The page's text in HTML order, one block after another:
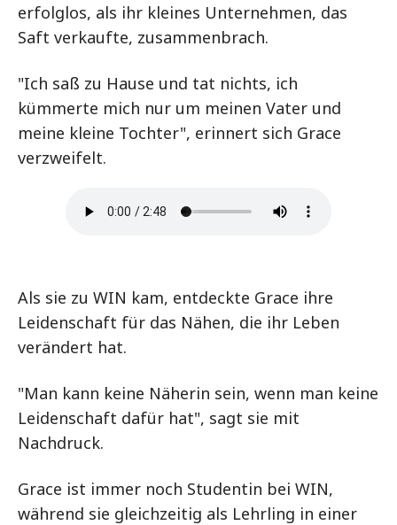
erfolglos, als ihr kleines Unternehmen, das
Saft verkaufte, zusammenbrach.
"Ich saß zu Hause und tat nichts, ich
kümmerte mich nur um meinen Vater und
meine kleine Tochter", erinnert sich Grace
verzweifelt.
Als sie zu WIN kam, entdeckte Grace ihre
Leidenschaft für das Nähen, die ihr Leben
verändert hat.
"Man kann keine Näherin sein, wenn man keine
Leidenschaft dafür hat", sagt sie mit
Nachdruck.
Grace ist immer noch Studentin bei WIN,
während sie gleichzeitig als Lehrling in einer